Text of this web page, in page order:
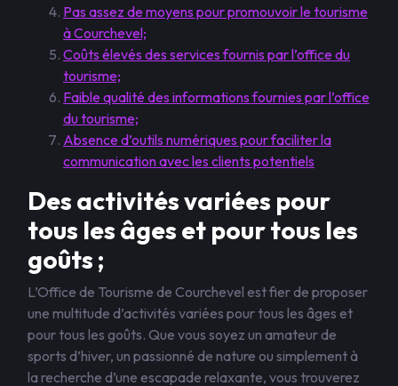
Pas assez de moyens pour promouvoir le tourisme
à Courchevel;
Coûts élevés des services fournis par l’office du
tourisme;
Faible qualité des informations fournies par l’office
du tourisme;
Absence d’outils numériques pour faciliter la
communication avec les clients potentiels
Des activités variées pour
tous les âges et pour tous les
goûts ;
L’Office de Tourisme de Courchevel est fier de proposer
une multitude d’activités variées pour tous les âges et
pour tous les goûts. Que vous soyez un amateur de
sports d’hiver, un passionné de nature ou simplement à
la recherche d’une escapade relaxante, vous trouverez